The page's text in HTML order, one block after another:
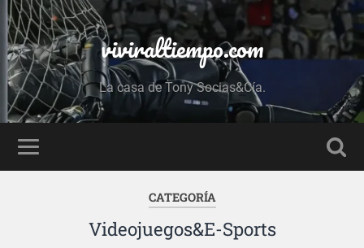
viviraltiempo.com
La casa de Tony Socias&Cía.
CATEGORÍA
Videojuegos&E-Sports